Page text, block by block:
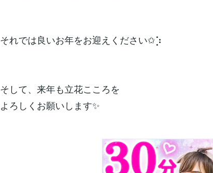
それでは良いお年をお迎えください✩︎⡱
そして、来年も立花こころを
よろしくお願いします✨